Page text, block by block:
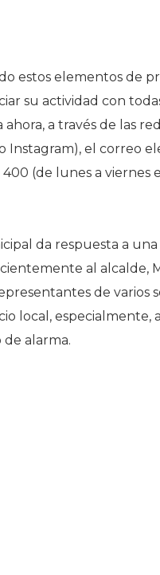
estos elementos de
su actividad con
a través de las
Instagram), el correo
(de lunes a viernes
da respuesta a una
al alcalde,
de varios
local, especialmente,
alarma.